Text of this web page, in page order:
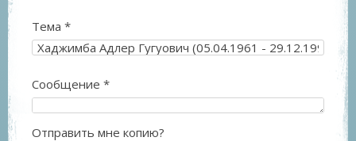
Тема *
Сообщение *
Отправить мне копию?